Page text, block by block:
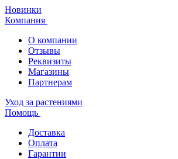
Новинки
Компания
О компании
Отзывы
Реквизиты
Магазины
Партнерам
Уход за растениями
Помощь
Доставка
Оплата
Гарантии